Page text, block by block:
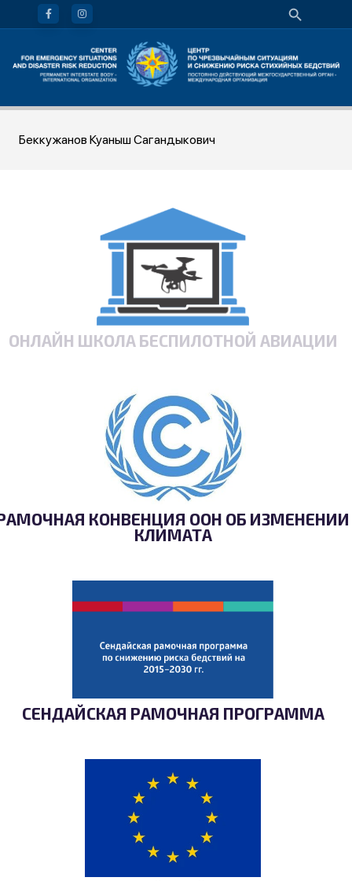
Беккужанов Куаныш Сагандыкович
ОНЛАЙН ШКОЛА БЕСПИЛОТНОЙ АВИАЦИИ
КОНВЕНЦИЯ ООН ОБ ИЗМЕНЕНИИ
КЛИМАТА
СЕНДАЙСКАЯ РАМОЧНАЯ ПРОГРАММА